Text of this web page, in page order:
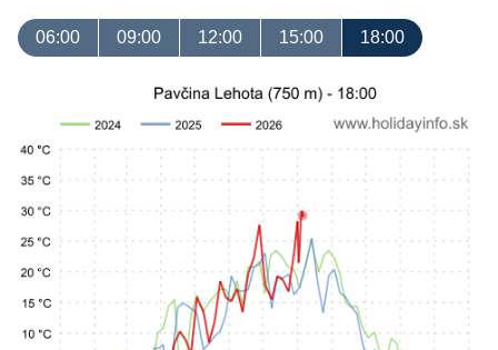
06:00 09:00 12:00 15:00 18:00